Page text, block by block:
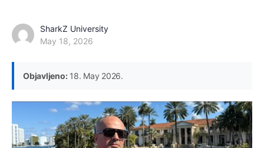
SharkZ University
May 18, 2026
Objavljeno:18. May 2026.